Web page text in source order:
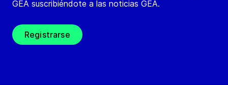
GEA suscribiéndote a las noticias GEA.
Registrarse